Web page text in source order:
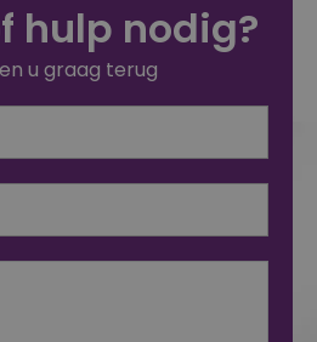
hulp nodig?
u graag terug